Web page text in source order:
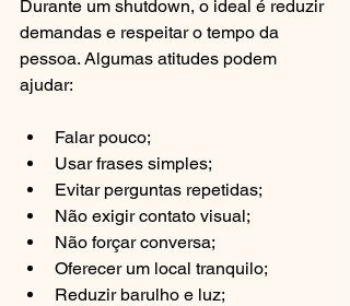
Durante um shutdown, o ideal é reduzir
demandas e respeitar o tempo da
pessoa. Algumas atitudes podem
ajudar:
Falar pouco;
Usar frases simples;
Evitar perguntas repetidas;
Não exigir contato visual;
Não forçar conversa;
Oferecer um local tranquilo;
Reduzir barulho e luz;